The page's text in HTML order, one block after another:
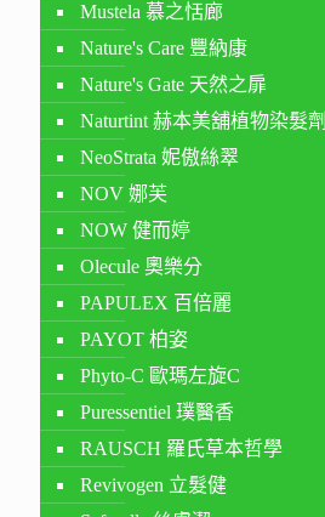
Mustela 慕之恬廊
Nature's Care 豐納康
Nature's Gate 天然之扉
Naturtint 赫本美舖植物染髮劑
NeoStrata 妮傲絲翠
NOV 娜芙
NOW 健而婷
Olecule 奧樂分
PAPULEX 百倍麗
PAYOT 柏姿
Phyto-C 歐瑪左旋C
Puressentiel 璞醫香
RAUSCH 羅氏草本哲學
Revivogen 立髮健